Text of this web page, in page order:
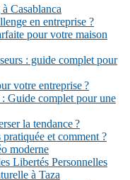
Casablanca
en entreprise ?
pour votre maison
: guide complet pour
votre entreprise ?
: Guide complet pour une
la tendance ?
et comment ?
moderne
Libertés Personnelles
à Taza